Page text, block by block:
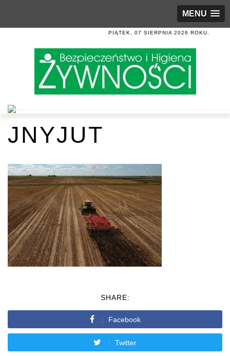
MENU
PIĄTEK, 07 SIERPNIA 2026 ROKU.
JNYJUT
SHARE:
Facebook
Twitter